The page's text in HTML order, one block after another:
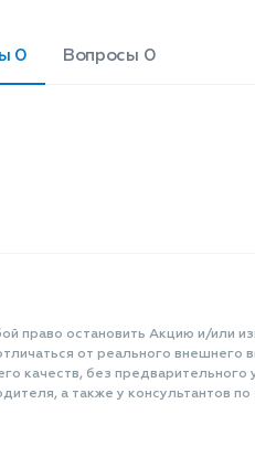
0 Вопросы 0
право остановить Акцию и/или
от реального внешнего
качеств, без
а также у консультантов